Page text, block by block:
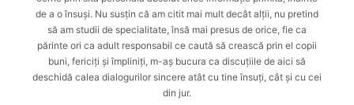
de a o însuși. Nu susțin că am citit mai mult decât alții, nu pretind
să am studii de specialitate, însă mai presus de orice, fie ca
părinte ori ca adult responsabil ce caută să crească prin el copii
buni, fericiți și împliniți , m-aș bucura ca discuțiile de aici să
deschidă calea dialogurilor sincere atât cu tine însuți, cât și cu cei
din jur.